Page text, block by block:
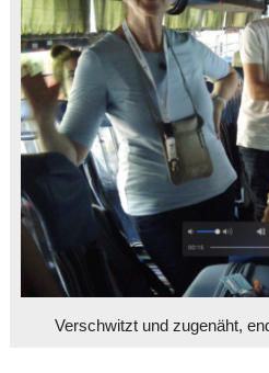
Verschwitzt und zugenäht,